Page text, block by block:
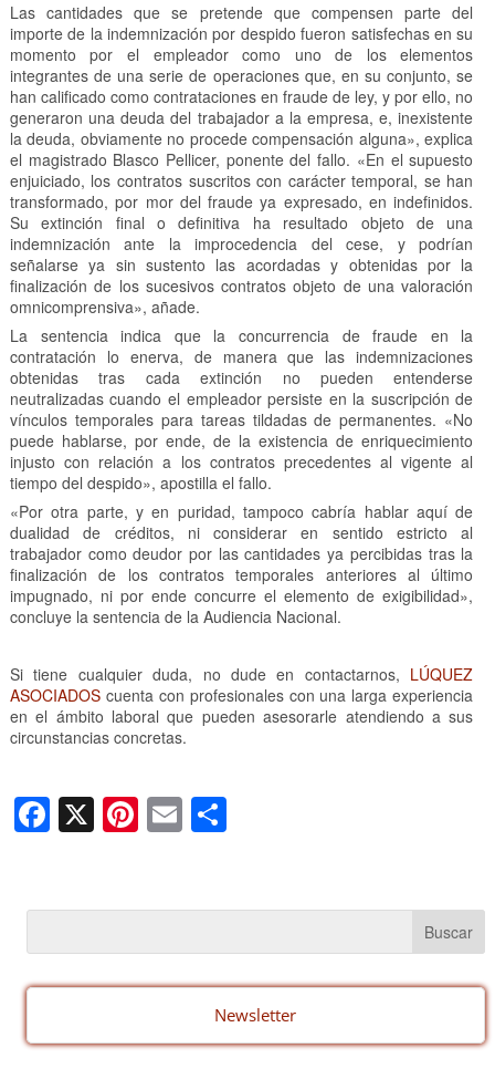
Las cantidades que se pretende que compensen parte del
importe de la indemnización por despido fueron satisfechas en su
momento por el empleador como uno de los elementos
integrantes de una serie de operaciones que, en su conjunto, se
han calificado como contrataciones en fraude de ley, y por ello, no
generaron una deuda del trabajador a la empresa, e, inexistente
la deuda, obviamente no procede compensación alguna», explica
el magistrado Blasco Pellicer, ponente del fallo. «En el supuesto
enjuiciado, los contratos suscritos con carácter temporal, se han
transformado, por mor del fraude ya expresado, en indefinidos.
Su extinción final o definitiva ha resultado objeto de una
indemnización ante la improcedencia del cese, y podrían
señalarse ya sin sustento las acordadas y obtenidas por la
finalización de los sucesivos contratos objeto de una valoración
omnicomprensiva», añade.
La sentencia indica que la concurrencia de fraude en la
contratación lo enerva, de manera que las indemnizaciones
obtenidas tras cada extinción no pueden entenderse
neutralizadas cuando el empleador persiste en la suscripción de
vínculos temporales para tareas tildadas de permanentes. «No
puede hablarse, por ende, de la existencia de enriquecimiento
injusto con relación a los contratos precedentes al vigente al
tiempo del despido», apostilla el fallo.
«Por otra parte, y en puridad, tampoco cabría hablar aquí de
dualidad de créditos, ni considerar en sentido estricto al
trabajador como deudor por las cantidades ya percibidas tras la
finalización de los contratos temporales anteriores al último
impugnado, ni por ende concurre el elemento de exigibilidad»,
concluye la sentencia de la Audiencia Nacional.
Si tiene cualquier duda, no dude en contactarnos, LÚQUEZ
ASOCIADOScuenta con profesionales con una larga experiencia
en el ámbito laboral que pueden asesorarle atendiendo a sus
circunstancias concretas.
F
a
e
b
o
X Pi
nt
e
st
E
m
C
p
ar
tir
Newsletter